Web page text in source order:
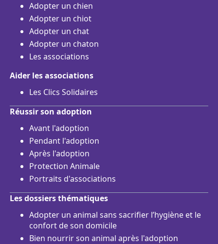
Adopter un chien
Adopter un chiot
Adopter un chat
Adopter un chaton
Les associations
Aider les associations
Les Clics Solidaires
Réussir son adoption
Avant l'adoption
Pendant l'adoption
Après l'adoption
Protection Animale
Portraits d'associations
Les dossiers thématiques
Adopter un animal sans sacrifier l’hygiène et le
confort de son domicile
Bien nourrir son animal après l'adoption